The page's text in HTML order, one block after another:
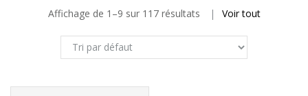
Affichage de 1–9 sur 117 résultats Voir tout